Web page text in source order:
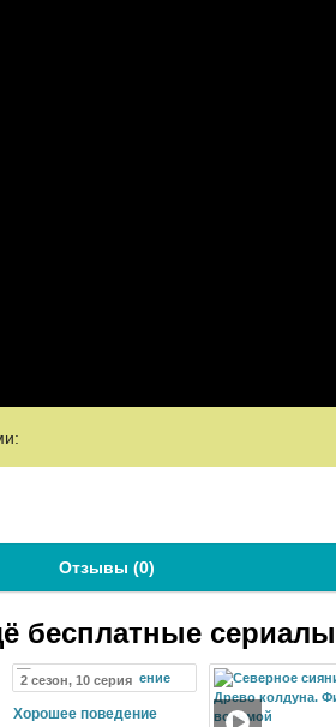
Отзывы (0)
бесплатные
2 сезон, 10 серия
Хорошее поведение